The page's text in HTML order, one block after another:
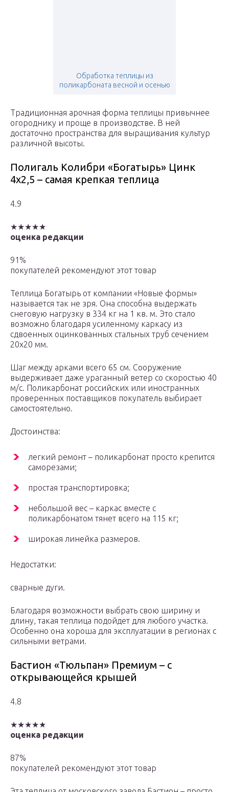
Обработка теплицы из
поликарбоната весной и осенью
Традиционная арочная форма теплицы привычнее
огороднику и проще в производстве. В ней
достаточно пространства для выращивания культур
различной высоты.
Полигаль Колибри «Богатырь» Цинк
4х2,5 – самая крепкая теплица
4.9
★★★★★
оценка редакции
91%
покупателей рекомендуют этот товар
Теплица Богатырь от компании «Новые формы»
называется так не зря. Она способна выдержать
снеговую нагрузку в 334 кг на 1 кв. м. Это стало
возможно благодаря усиленному каркасу из
сдвоенных оцинкованных стальных труб сечением
20х20 мм.
Шаг между арками всего 65 см. Сооружение
выдерживает даже ураганный ветер со скоростью 40
м/с. Поликарбонат российских или иностранных
проверенных поставщиков покупатель выбирает
самостоятельно.
Достоинства:
легкий ремонт – поликарбонат просто крепится
саморезами;
простая транспортировка;
небольшой вес – каркас вместе с
поликарбонатом тянет всего на 115 кг;
широкая линейка размеров.
Недостатки:
сварные дуги.
Благодаря возможности выбрать свою ширину и
длину, такая теплица подойдет для любого участка.
Особенно она хороша для эксплуатации в регионах с
сильными ветрами.
Бастион «Тюльпан» Премиум – с
открывающейся крышей
4.8
★★★★★
оценка редакции
87%
покупателей рекомендуют этот товар